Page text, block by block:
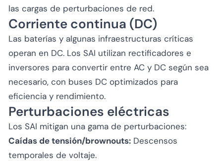
las cargas de perturbaciones de red.
Corriente continua (DC)
Las baterías y algunas infraestructuras críticas
operan en DC. Los SAI utilizan rectificadores e
inversores para convertir entre AC y DC según sea
necesario, con buses DC optimizados para
eficiencia y rendimiento.
Perturbaciones eléctricas
Los SAI mitigan una gama de perturbaciones:
Caídas de tensión/brownouts: Descensos
temporales de voltaje.